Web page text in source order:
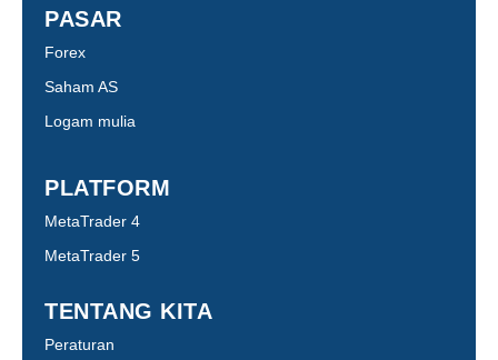
PASAR
Forex
Saham AS
Logam mulia
PLATFORM
MetaTrader 4
MetaTrader 5
TENTANG KITA
Peraturan